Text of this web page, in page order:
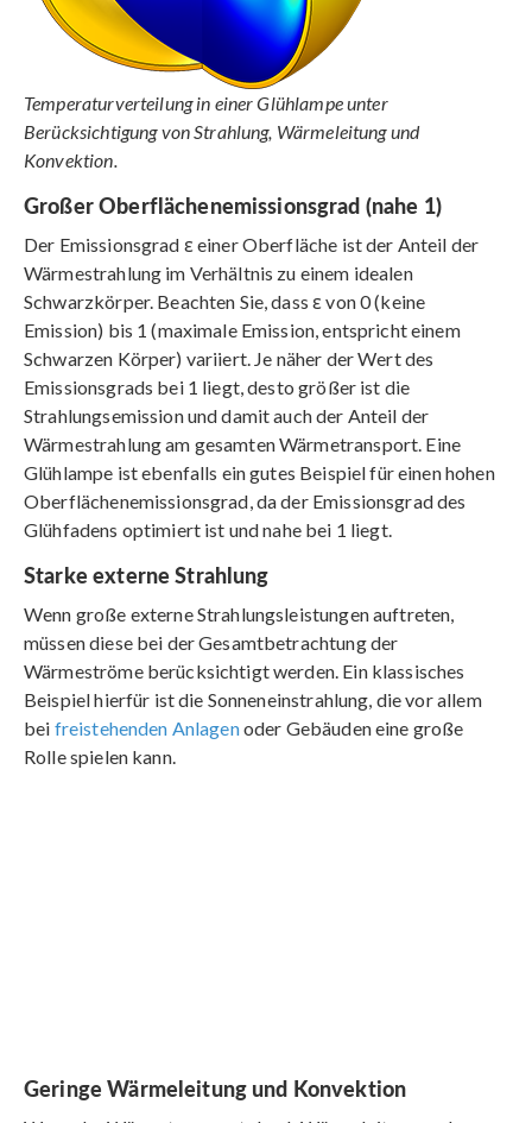
Temperaturverteilung in einer Glühlampe unter
Berücksichtigung von Strahlung, Wärmeleitung und
Konvektion.
Großer Oberflächenemissionsgrad (nahe 1)
Der Emissionsgrad ε einer Oberfläche ist der Anteil der
Wärmestrahlung im Verhältnis zu einem idealen
Schwarzkörper. Beachten Sie, dass ε von 0 (keine
Emission) bis 1 (maximale Emission, entspricht einem
Schwarzen Körper) variiert. Je näher der Wert des
Emissionsgrads bei 1 liegt, desto größer ist die
Strahlungsemission und damit auch der Anteil der
Wärmestrahlung am gesamten Wärmetransport. Eine
Glühlampe ist ebenfalls ein gutes Beispiel für einen hohen
Oberflächenemissionsgrad, da der Emissionsgrad des
Glühfadens optimiert ist und nahe bei 1 liegt.
Starke externe Strahlung
Wenn große externe Strahlungsleistungen auftreten,
müssen diese bei der Gesamtbetrachtung der
Wärmeströme berücksichtigt werden. Ein klassisches
Beispiel hierfür ist die Sonneneinstrahlung, die vor allem
bei freistehenden Anlagenoder Gebäuden eine große
Rolle spielen kann.
Geringe Wärmeleitung und Konvektion